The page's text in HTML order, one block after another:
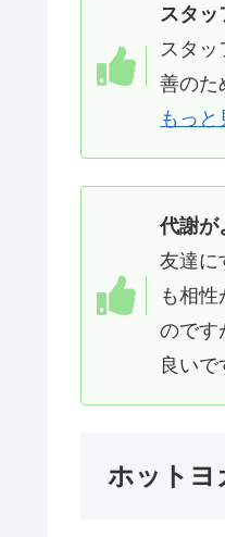
スタッ
スタッ
善のた
もっと
代謝が
友達に
も相
のです
良い
ホットヨ